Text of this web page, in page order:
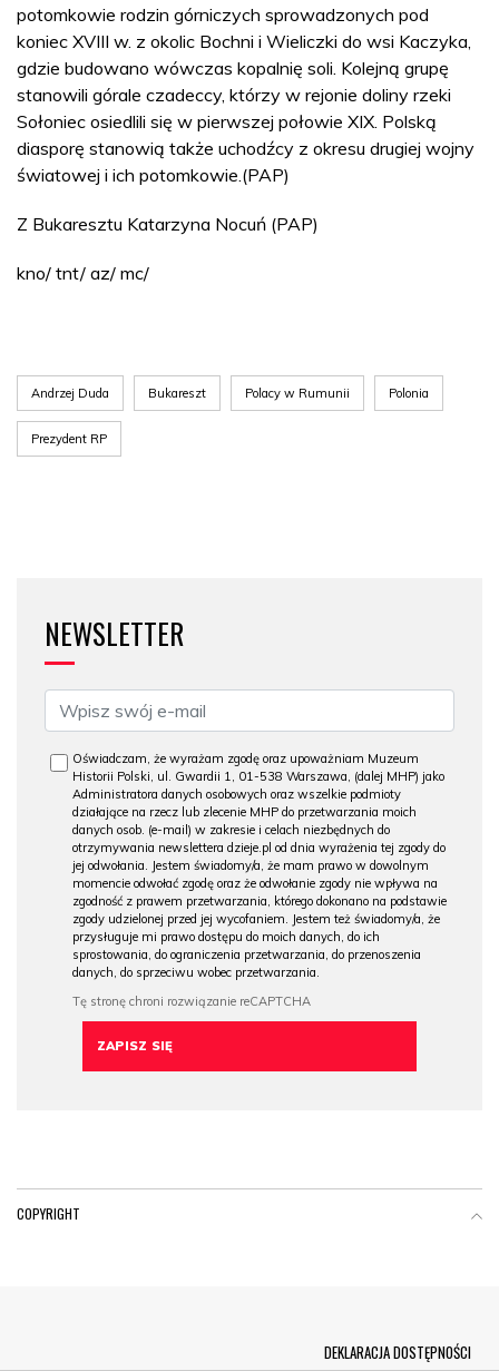
potomkowie rodzin górniczych sprowadzonych pod
koniec XVIII w. z okolic Bochni i Wieliczki do wsi Kaczyka,
gdzie budowano wówczas kopalnię soli. Kolejną grupę
stanowili górale czadeccy, którzy w rejonie doliny rzeki
Sołoniec osiedlili się w pierwszej połowie XIX. Polską
diasporę stanowią także uchodźcy z okresu drugiej wojny
światowej i ich potomkowie.(PAP)
Z Bukaresztu Katarzyna Nocuń (PAP)
kno/ tnt/ az/ mc/
Andrzej Duda Bukareszt Polacy w Rumunii Polonia
Prezydent RP
NEWSLETTER
Oświadczam, że wyrażam zgodę oraz upoważniam Muzeum
Historii Polski, ul. Gwardii 1, 01-538 Warszawa, (dalej MHP) jako
Administratora danych osobowych oraz wszelkie podmioty
działające na rzecz lub zlecenie MHP do przetwarzania moich
danych osob. (e-mail) w zakresie i celach niezbędnych do
otrzymywania newslettera dzieje.pl od dnia wyrażenia tej zgody do
jej odwołania. Jestem świadomy/a, że mam prawo w dowolnym
momencie odwołać zgodę oraz że odwołanie zgody nie wpływa na
zgodność z prawem przetwarzania, którego dokonano na podstawie
zgody udzielonej przed jej wycofaniem. Jestem też świadomy/a, że
przysługuje mi prawo dostępu do moich danych, do ich
sprostowania, do ograniczenia przetwarzania, do przenoszenia
danych, do sprzeciwu wobec przetwarzania.
COPYRIGHT
DEKLARACJA DOSTĘPNOŚCI